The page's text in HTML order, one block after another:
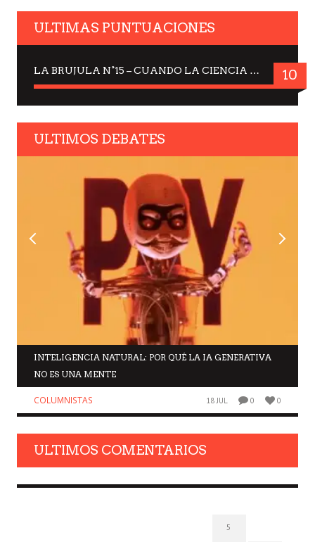
ULTIMAS PUNTUACIONES
LA BRUJULA N°15 – CUANDO LA CIENCIA MIRA AL CIELO, DRA. ELISABETH KÜBLER-ROSS 10
ULTIMOS DEBATES
INTELIGENCIA NATURAL: POR QUÉ LA IA GENERATIVA
NO ES UNA MENTE
COLUMNISTAS 18 JUL 0 0
ULTIMOS COMENTARIOS
5